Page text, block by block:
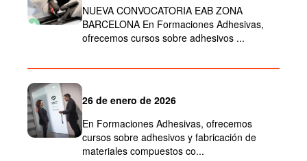
NUEVA CONVOCATORIA EAB ZONA
BARCELONA En Formaciones Adhesivas,
ofrecemos cursos sobre adhesivos ...
26 de enero de 2026
En Formaciones Adhesivas, ofrecemos
cursos sobre adhesivos y fabricación de
materiales compuestos co...